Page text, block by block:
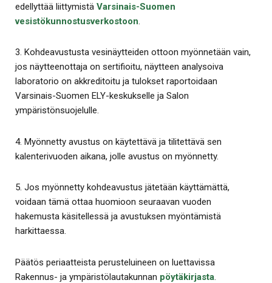
edellyttää liittymistä Varsinais-Suomen
vesistökunnostusverkostoon.
3. Kohdeavustusta vesinäytteiden ottoon myönnetään vain,
jos näytteenottaja on sertifioitu, näytteen analysoiva
laboratorio on akkreditoitu ja tulokset raportoidaan
Varsinais-Suomen ELY-keskukselle ja Salon
ympäristönsuojelulle.
4. Myönnetty avustus on käytettävä ja tilitettävä sen
kalenterivuoden aikana, jolle avustus on myönnetty.
5. Jos myönnetty kohdeavustus jätetään käyttämättä,
voidaan tämä ottaa huomioon seuraavan vuoden
hakemusta käsitellessä ja avustuksen myöntämistä
harkittaessa.
Päätös periaatteista perusteluineen on luettavissa
Rakennus- ja ympäristölautakunnan pöytäkirjasta.